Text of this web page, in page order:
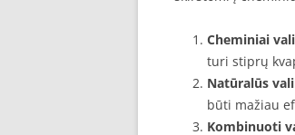
Cheminiai
turi stiprų
Natūralūs
būti mažiau
Kombinuoti